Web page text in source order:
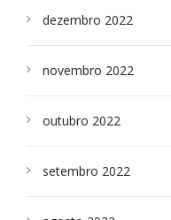
dezembro 2022
novembro 2022
outubro 2022
setembro 2022